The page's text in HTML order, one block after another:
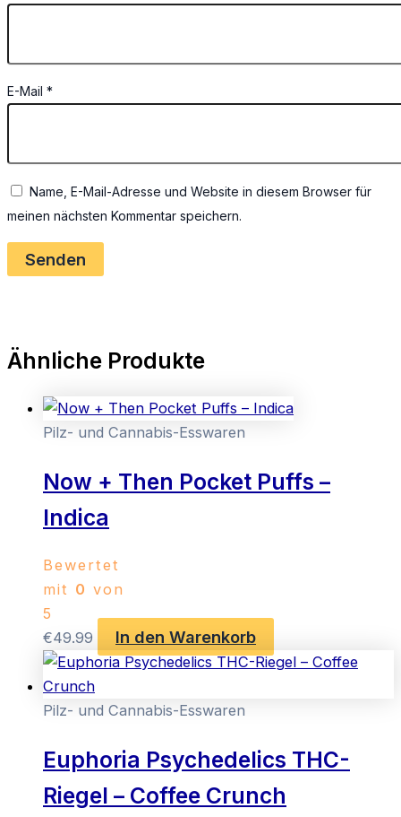
E-Mail *
Name, E-Mail-Adresse und Website in diesem Browser für
meinen nächsten Kommentar speichern.
Ähnliche Produkte
Pilz- und Cannabis-Esswaren
Now + Then Pocket Puffs –
Indica
Bewertet
mit 0 von
5
€49.99 In den Warenkorb
Pilz- und Cannabis-Esswaren
Euphoria Psychedelics THC-
Riegel – Coffee Crunch